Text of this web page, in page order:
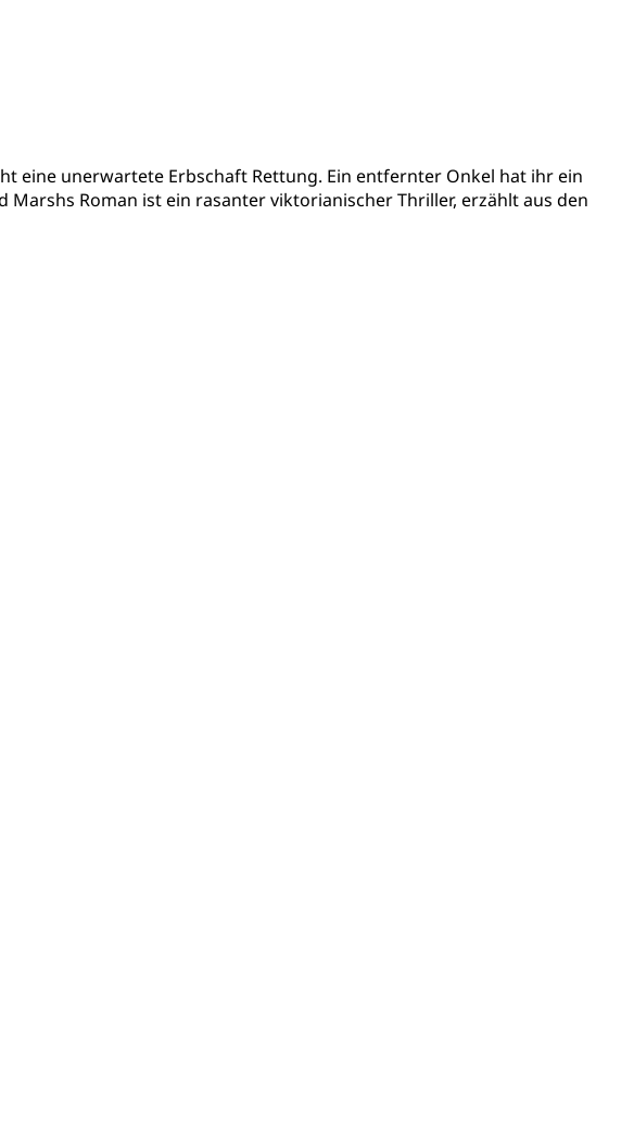
eine unerwartete Erbschaft Rettung. Ein entfernter Onkel hat ihr ein
Roman ist ein rasanter viktorianischer Thriller, erzählt aus den